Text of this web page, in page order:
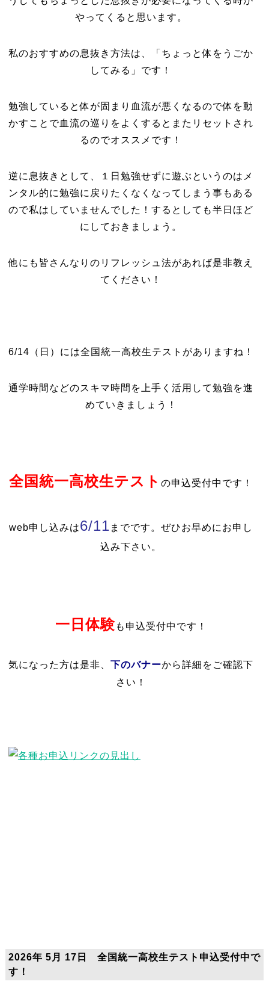
やってくると思います。
私のおすすめの息抜き方法は、「ちょっと体をうごか
してみる」です！
勉強していると体が固まり血流が悪くなるので体を動
かすことで血流の巡りをよくするとまたリセットされ
るのでオススメです！
逆に息抜きとして、１日勉強せずに遊ぶというのはメ
ンタル的に勉強に戻りたくなくなってしまう事もある
ので私はしていませんでした！するとしても半日ほど
にしておきましょう。
他にも皆さんなりのリフレッシュ法があれば是非教え
てください！
6/14（日）には全国統一高校生テストがありますね！
通学時間などのスキマ時間を上手く活用して勉強を進
めていきましょう！
全国統一高校生テストの申込受付中です！
web申し込みは6/11 までです。ぜひお早めにお申し
込み下さい。
一日体験も申込受付中です！
気になった方は是非、下のバナーから詳細をご確認下
さい！
2026年 5月 17日 全国統一高校生テスト申込受付中で
す！